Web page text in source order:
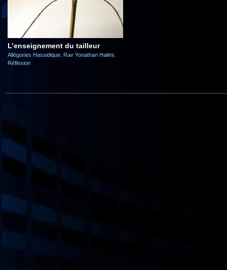
L’enseignement du tailleur
Allégories Hassidique Rav Yonathan Halimi
Réflexion